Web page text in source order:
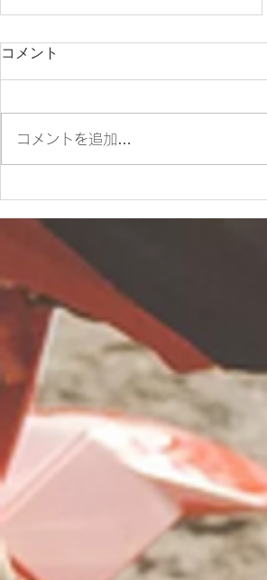
✨SM700 2022 カスタム車
✨
コメント
コメントを追加…